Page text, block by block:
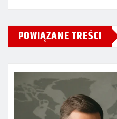
POWIĄZANE TREŚCI